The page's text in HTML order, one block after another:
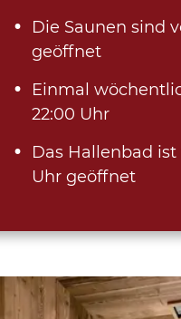
Die Saunen sind
geöffnet
Einmal
22:00 Uhr
Das Hallenbad
Uhr geöffnet